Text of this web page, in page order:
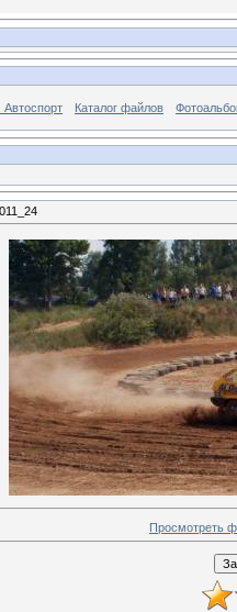
Каталог файлов
Просмотреть